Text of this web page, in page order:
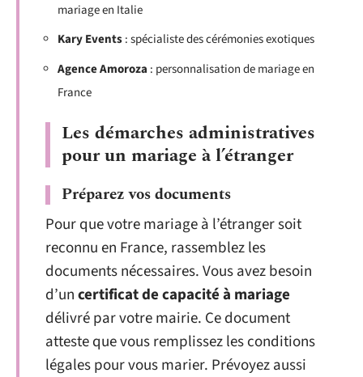
mariage en Italie
Kary Events: spécialiste des cérémonies exotiques
Agence Amoroza : personnalisation de mariage en
France
Les démarches administratives
pour un mariage à l’étranger
Préparez vos documents
Pour que votre mariage à l’étranger soit
reconnu en France, rassemblez les
documents nécessaires. Vous avez besoin
d’uncertificat de capacité à mariage
délivré par votre mairie. Ce document
atteste que vous remplissez les conditions
légales pour vous marier. Prévoyez aussi